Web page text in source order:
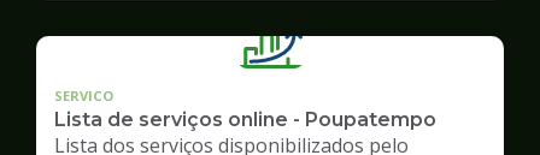
SERVICO
Lista de serviços online - Poupatempo
Lista dos serviços disponibilizados pelo